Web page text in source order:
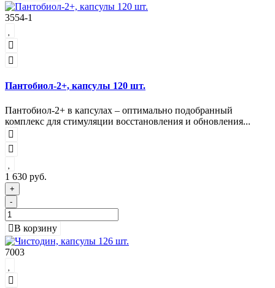
3554-1
Пантобиол-2+, капсулы 120 шт.
Пантобиол-2+ в капсулах – оптимально подобранный
комплекс для стимуляции восстановления и обновления...
1 630 руб.
+
-
В корзину
7003